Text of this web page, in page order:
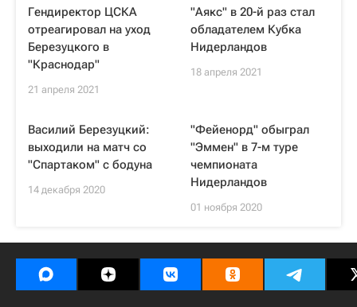
Гендиректор ЦСКА
отреагировал на уход
Березуцкого в
"Краснодар"
21 апреля 2021
"Аякс" в 20-й раз стал
обладателем Кубка
Нидерландов
18 апреля 2021
Василий Березуцкий:
выходили на матч со
"Спартаком" с бодуна
14 декабря 2020
"Фейенорд" обыграл
"Эммен" в 7-м туре
чемпионата
Нидерландов
01 ноября 2020